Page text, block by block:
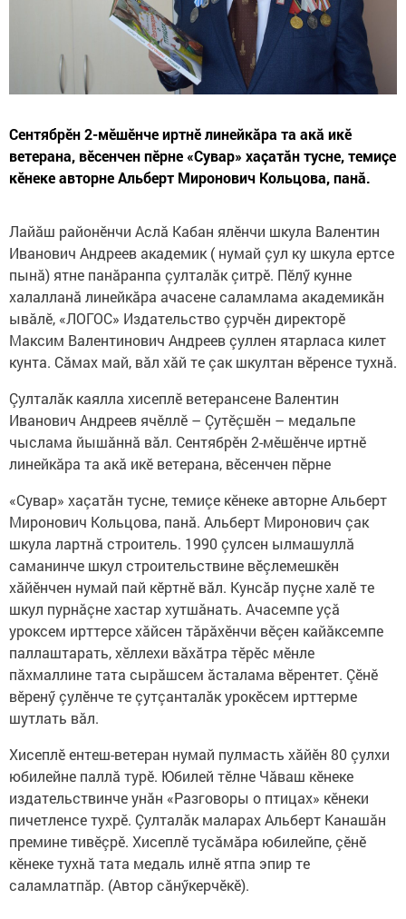
Сентябрӗн 2-мӗшӗнче иртнӗ линейкăра та акă икӗ
ветерана, вӗсенчен пӗрне «Сувар» хаçатăн тусне, темиçе
кӗнеке авторне Альберт Миронович Кольцова, панă.
Лайăш районӗнчи Аслă Кабан ялӗнчи шкула Валентин
Иванович Андреев академик ( нумай çул ку шкула ертсе
пынă) ятне панăранпа çулталăк çитрӗ. Пӗлӳ кунне
халалланă линейкăра ачасене саламлама академикăн
ывăлӗ, «ЛОГОС» Издательство çурчӗн директорӗ
Максим Валентинович Андреев çуллен ятарласа килет
кунта. Сăмах май, вăл хăй те çак шкултан вӗренсе тухнă.
Çулталăк каялла хисеплӗ ветерансене Валентин
Иванович Андреев ячӗллӗ – Çутӗçшӗн – медальпе
чыслама йышăннă вăл. Сентябрӗн 2-мӗшӗнче иртнӗ
линейкăра та акă икӗ ветерана, вӗсенчен пӗрне
«Сувар» хаçатăн тусне, темиçе кӗнеке авторне Альберт
Миронович Кольцова, панă. Альберт Миронович çак
шкула лартнă строитель. 1990 çулсен ылмашуллă
саманинче шкул строительствине вӗçлемешкӗн
хăйӗнчен нумай пай кӗртнӗ вăл. Кунсăр пуçне халӗ те
шкул пурнăçне хастар хутшăнать. Ачасемпе уçă
уроксем ирттерсе хăйсен тăрăхӗнчи вӗçен кайăксемпе
паллаштарать, хӗллехи вăхăтра тӗрӗс мӗнле
пăхмаллине тата сырăшсем ăсталама вӗрентет. Çӗнӗ
вӗренӳ çулӗнче те çутçанталăк урокӗсем ирттерме
шутлать вăл.
Хисеплӗ ентеш-ветеран нумай пулмасть хăйӗн 80 çулхи
юбилейне паллă турӗ. Юбилей тӗлне Чăваш кӗнеке
издательствинче унăн «Разговоры о птицах» кӗнеки
пичетленсе тухрӗ. Çулталăк маларах Альберт Канашăн
премине тивӗçрӗ. Хисеплӗ тусăмăра юбилейпе, çӗнӗ
кӗнеке тухнă тата медаль илнӗ ятпа эпир те
саламлатпăр. (Автор сăнӳкерчӗкӗ).